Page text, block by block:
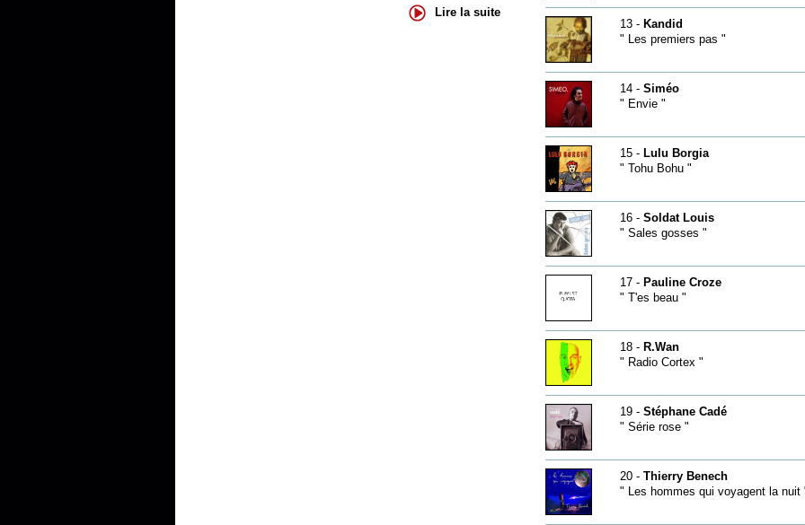
Lire la suite
13 - Kandid
" Les premiers pas "
14 - Siméo
" Envie "
15 - Lulu Borgia
" Tohu Bohu "
16 - Soldat Louis
" Sales gosses "
17 - Pauline Croze
" T'es beau "
18 - R.Wan
" Radio Cortex "
19 - Stéphane Cadé
" Série rose "
20 - Thierry Benech
" Les hommes qui voyagent la nuit